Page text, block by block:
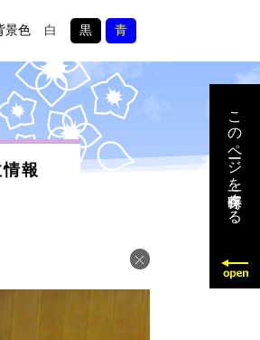
景色 白 黒 青
報 このページを一時保存する